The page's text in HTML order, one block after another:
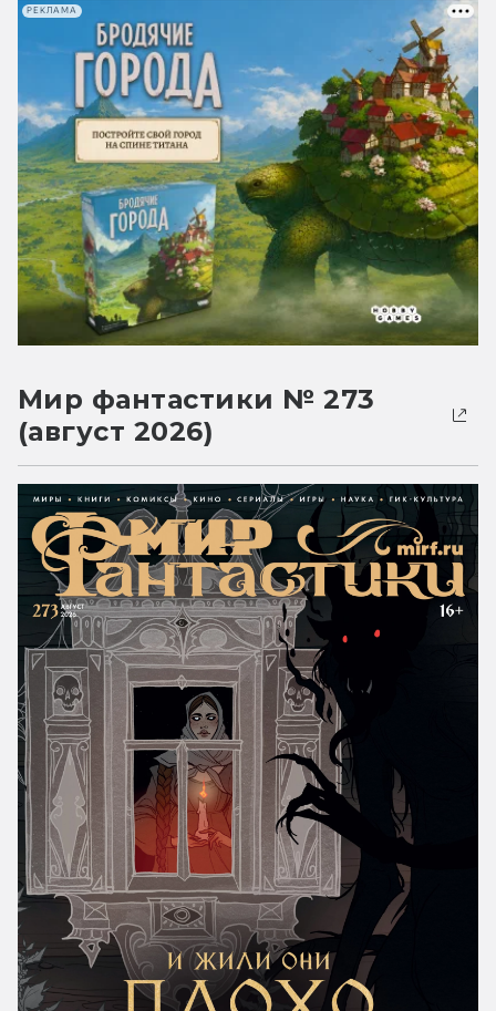
РЕКЛАМА
Мир фантастики № 273
(август 2026)